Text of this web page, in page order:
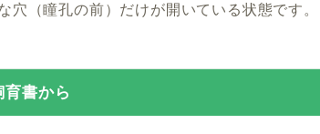
穴（瞳孔の前）だけが開いている状態です。
書から